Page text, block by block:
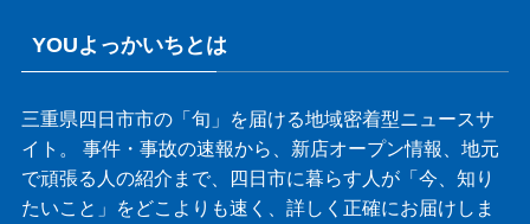
YOUよっかいちとは
三重県四日市市の「旬」を届ける地域密着型ニュースサ
イト。 事件・事故の速報から、新店オープン情報、地元
で頑張る人の紹介まで、四日市に暮らす人が「今、知り
たいこと」をどこよりも速く、詳しく正確にお届けしま